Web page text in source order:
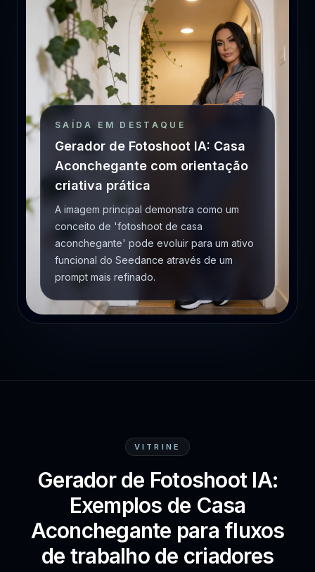
SAÍDA EM DESTAQUE
Gerador de Fotoshoot IA: Casa
Aconchegante com orientação
criativa prática
A imagem principal demonstra como um
conceito de 'fotoshoot de casa
aconchegante' pode evoluir para um ativo
funcional do Seedance através de um
prompt mais refinado.
VITRINE
Gerador de Fotoshoot IA:
Exemplos de Casa
Aconchegante para fluxos
de trabalho de criadores